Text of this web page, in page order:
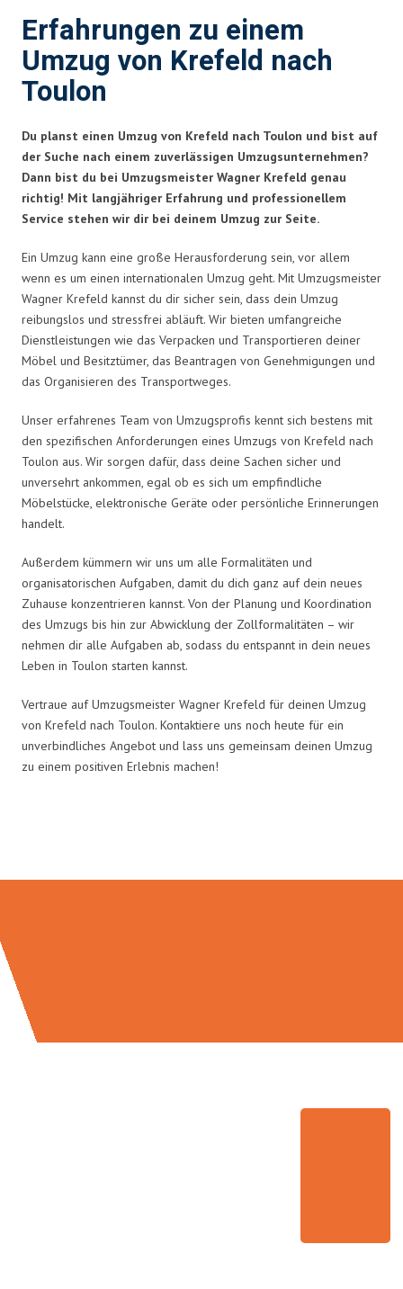
Erfahrungen zu einem
Umzug von Krefeld nach
Toulon
Du planst einen Umzug von Krefeld nach Toulon und bist auf
der Suche nach einem zuverlässigen Umzugsunternehmen?
Dann bist du bei Umzugsmeister Wagner Krefeld genau
richtig! Mit langjähriger Erfahrung und professionellem
Service stehen wir dir bei deinem Umzug zur Seite.
Ein Umzug kann eine große Herausforderung sein, vor allem
wenn es um einen internationalen Umzug geht. Mit Umzugsmeister
Wagner Krefeld kannst du dir sicher sein, dass dein Umzug
reibungslos und stressfrei abläuft. Wir bieten umfangreiche
Dienstleistungen wie das Verpacken und Transportieren deiner
Möbel und Besitztümer, das Beantragen von Genehmigungen und
das Organisieren des Transportweges.
Unser erfahrenes Team von Umzugsprofis kennt sich bestens mit
den spezifischen Anforderungen eines Umzugs von Krefeld nach
Toulon aus. Wir sorgen dafür, dass deine Sachen sicher und
unversehrt ankommen, egal ob es sich um empfindliche
Möbelstücke, elektronische Geräte oder persönliche Erinnerungen
handelt.
Außerdem kümmern wir uns um alle Formalitäten und
organisatorischen Aufgaben, damit du dich ganz auf dein neues
Zuhause konzentrieren kannst. Von der Planung und Koordination
des Umzugs bis hin zur Abwicklung der Zollformalitäten – wir
nehmen dir alle Aufgaben ab, sodass du entspannt in dein neues
Leben in Toulon starten kannst.
Vertraue auf Umzugsmeister Wagner Krefeld für deinen Umzug
von Krefeld nach Toulon. Kontaktiere uns noch heute für ein
unverbindliches Angebot und lass uns gemeinsam deinen Umzug
zu einem positiven Erlebnis machen!